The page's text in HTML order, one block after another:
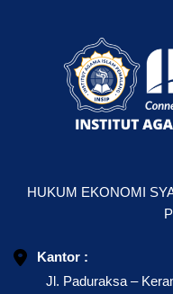
HUKUM EKONOMI
Kantor :
Jl. Paduraksa –